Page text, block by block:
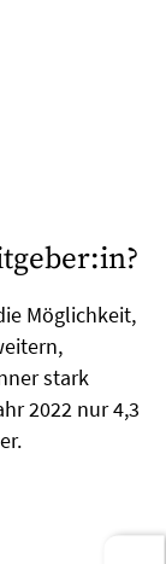
Möglichkeit,
stark
2022 nur 4,3